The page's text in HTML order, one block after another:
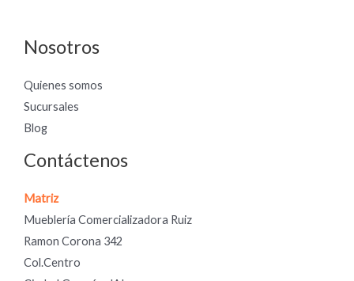
Nosotros
Quienes somos
Sucursales
Blog
Contáctenos
Matriz
Mueblería Comercializadora Ruiz
Ramon Corona 342
Col.Centro